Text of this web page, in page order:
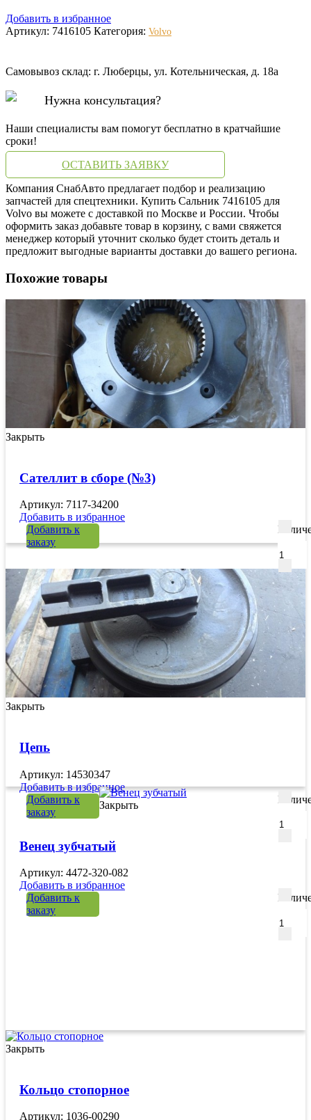
Добавить в избранное
Артикул: 7416105 Категория: Volvo
Самовывоз склад: г. Люберцы, ул. Котельническая, д. 18а
Нужна консультация?
Наши специалисты вам помогут бесплатно в кратчайшие
сроки!
ОСТАВИТЬ ЗАЯВКУ
Компания СнабАвто предлагает подбор и реализацию
запчастей для спецтехники. Купить Сальник 7416105 для
Volvo вы можете с доставкой по Москве и России. Чтобы
оформить заказ добавьте товар в корзину, с вами свяжется
менеджер который уточнит сколько будет стоить деталь и
предложит выгодные варианты доставки до вашего региона.
Похожие товары
Закрыть
Сателлит в сборе (№3)
Артикул: 7117-34200
Добавить в избранное
Добавить к
заказу
Закрыть
Цепь
Артикул: 14530347
Добавить в избранное
Добавить к
заказу
Закрыть
Венец зубчатый
Артикул: 4472-320-082
Добавить в избранное
Добавить к
заказу
Закрыть
Кольцо стопорное
Артикул: 1036-00290